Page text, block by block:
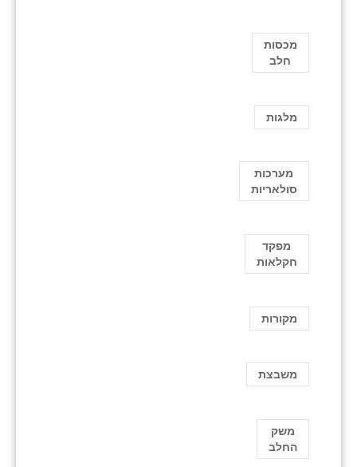
מכסות
חלב
מלגות
מערכות
סולאריות
מפקד
חקלאות
מקורות
משבצת
משק
החלב